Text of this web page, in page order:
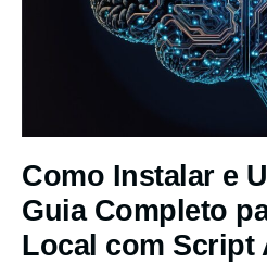
Como Instalar e
Guia Completo
Local com Script